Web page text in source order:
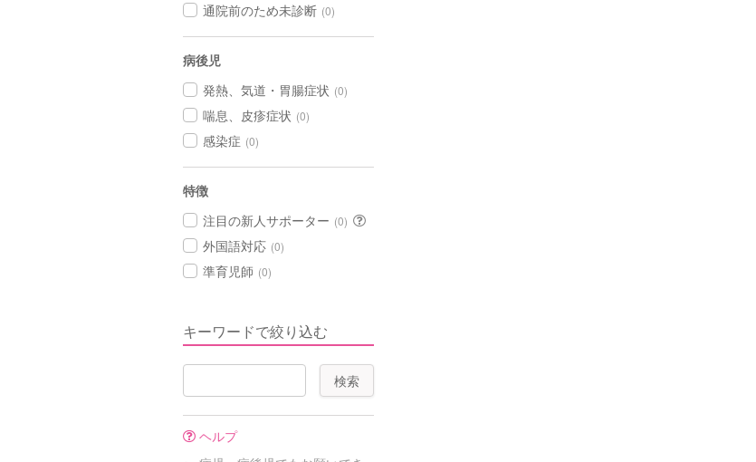
通院前のため未診断 (0)
病後児
発熱、気道・胃腸症状 (0)
喘息、皮疹症状 (0)
感染症 (0)
特徴
注目の新人サポーター (0)
外国語対応 (0)
準育児師 (0)
キーワードで絞り込む
ヘルプ